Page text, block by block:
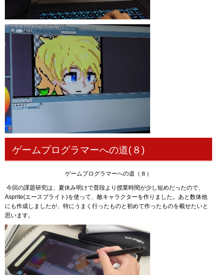
ゲームプログラマーへの道(８)
ゲームプログラマーへの道（８）
今回の課題研究は、夏休み明けで普段より授業時間が少し短めだったので、
Asprite(エースプライト)を使って、敵キャラクターを作りました。あと数体他
にも作成しましたが、特にうまく行ったものと初めて作ったものを載せたいと
思います。